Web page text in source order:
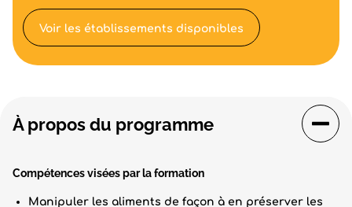
À propos du programme
Compétences visées par la formation
Manipuler les aliments de façon à en préserver les
Voir les établissements disponibles